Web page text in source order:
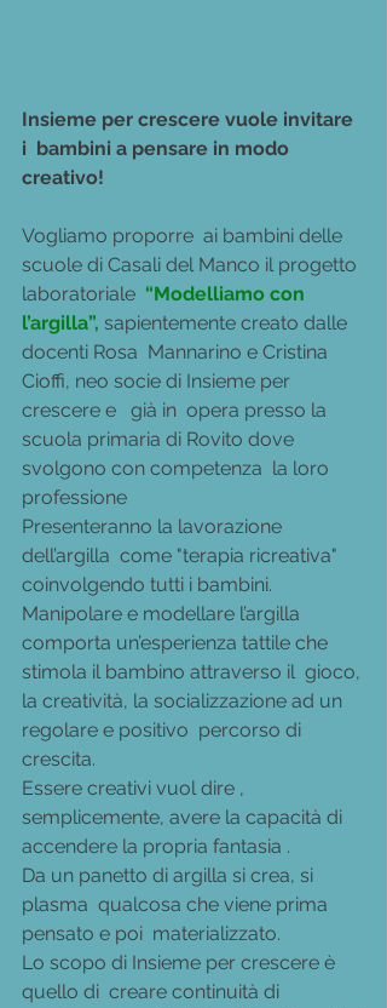
Insieme per crescere vuole invitare
i  bambini a pensare in modo
creativo!
Vogliamo proporre  ai bambini delle
scuole di Casali del Manco il progetto
laboratoriale “Modelliamo con
l’argilla”, sapientemente creato dalle
docenti Rosa  Mannarino e Cristina
Cioffi, neo socie di Insieme per
crescere e   già in  opera presso la
scuola primaria di Rovito dove
svolgono con competenza  la loro
professione
Presenteranno la lavorazione
dell’argilla  come "terapia ricreativa"
coinvolgendo tutti i bambini.
Manipolare e modellare l’argilla
comporta un’esperienza tattile che
stimola il bambino attraverso il  gioco,
la creatività, la socializzazione ad un
regolare e positivo  percorso di
crescita.
Essere creativi vuol dire ,
semplicemente, avere la capacità di
accendere la propria fantasia .
Da un panetto di argilla si crea, si
plasma  qualcosa che viene prima
pensato e poi  materializzato.
Lo scopo di Insieme per crescere è
quello di  creare continuità di